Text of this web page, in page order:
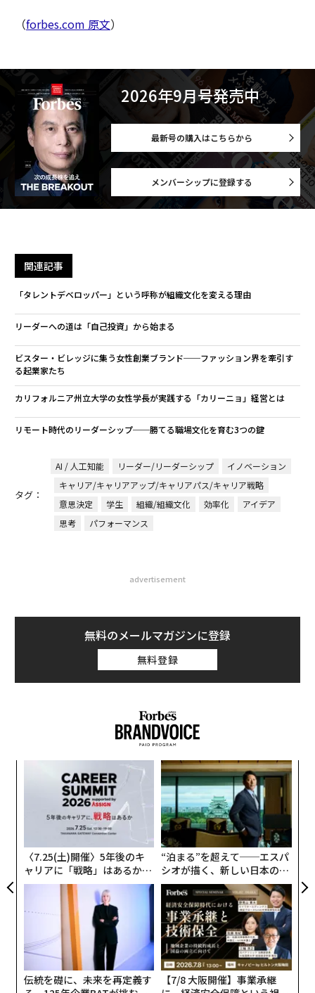
（forbes.com 原文）
2026年9月号発売中
最新号の購入はこちらから
メンバーシップに登録する
関連記事
「タレントデベロッパー」という呼称が組織文化を変える理由
リーダーへの道は「自己投資」から始まる
ビスター・ビレッジに集う女性創業ブランド──ファッション界を牽引す
る起業家たち
カリフォルニア州立大学の女性学長が実践する「カリーニョ」経営とは
リモート時代のリーダーシップ──勝てる職場文化を育む3つの鍵
タグ：
AI / 人工知能 リーダー/リーダーシップ
イノベーション
キャリア/キャリアアップ/キャリアパス/キャリア戦略
意思決定
学生 組織/組織文化 効率化
アイデア
思考
パフォーマンス
advertisement
無料のメールマガジンに登録
無料登録
〈7.25(土)開催〉5年後のキ
ャリアに「戦略」はあるか。
トップエグゼクティブのキャ
リアに触れる1日│CAREER S
UMMIT 2026
“泊まる”を超えて──エスパ
シオが描く、新しい日本のラ
グジュアリー（前編）
伝統を礎に、未来を再定義す
【7/8 大阪開催】事業承継